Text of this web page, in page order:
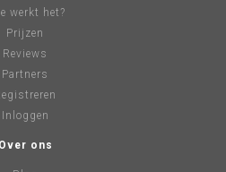
werkt het?
Prijzen
Reviews
Partners
Inloggen
Over ons